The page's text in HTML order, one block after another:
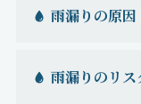
雨漏りの原因
雨漏りのリス